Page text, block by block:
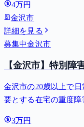
4万円
金沢市
詳細を見る
募集中金沢市
【金沢市】特別障
金沢市の20歳以上で
要とする在宅の重度
3万円